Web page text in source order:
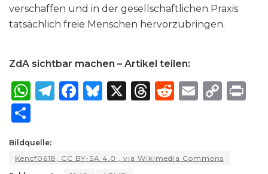
verschaffen und in der gesellschaftlichen Praxis
tatsächlich freie Menschen hervorzubringen.
ZdA sichtbar machen – Artikel teilen:
W
ts
A
T
ra
F
b
B
k
X
T
d
R
t
E
C
Li
ar
Bildquelle:
Kencf0618, CC BY-SA 4.0 , via Wikimedia Commons